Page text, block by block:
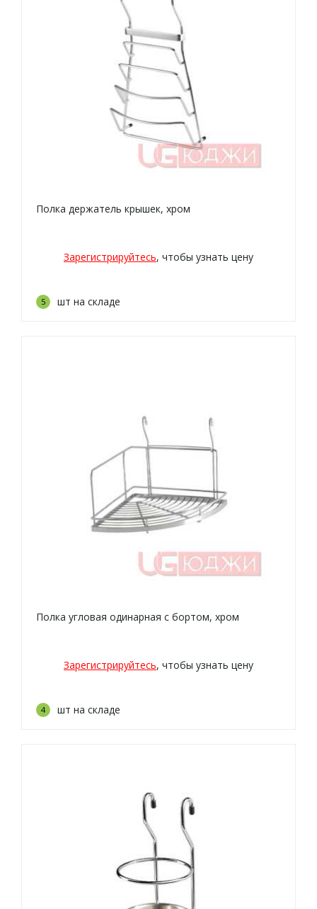
Полка держатель крышек, хром
Зарегистрируйтесь, чтобы узнать цену
5 шт на складе
Полка угловая одинарная с бортом, хром
Зарегистрируйтесь, чтобы узнать цену
4 шт на складе